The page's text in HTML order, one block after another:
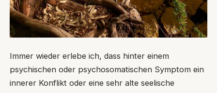
Immer wieder erlebe ich, dass hinter einem
psychischen oder psychosomatischen Symptom ein
innerer Konflikt oder eine sehr alte seelische